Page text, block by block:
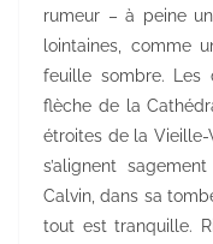
rumeur – à peine
lointaines, comme
feuille sombre. Les
flèche de la
étroites de la Vieille-
s’alignent
Calvin, dans sa
tout est tranquille.